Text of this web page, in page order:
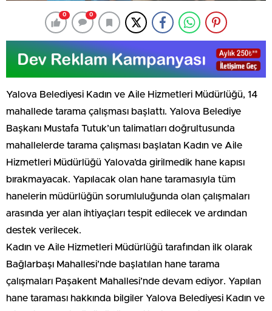
0 0
Yalova Belediyesi Kadın ve Aile Hizmetleri Müdürlüğü, 14
mahallede tarama çalışması başlattı. Yalova Belediye
Başkanı Mustafa Tutuk’un talimatları doğrultusunda
mahallelerde tarama çalışması başlatan Kadın ve Aile
Hizmetleri Müdürlüğü Yalova’da girilmedik hane kapısı
bırakmayacak. Yapılacak olan hane taramasıyla tüm
hanelerin müdürlüğün sorumluluğunda olan çalışmaları
arasında yer alan ihtiyaçları tespit edilecek ve ardından
destek verilecek.
Kadın ve Aile Hizmetleri Müdürlüğü tarafından ilk olarak
Bağlarbaşı Mahallesi’nde başlatılan hane tarama
çalışmaları Paşakent Mahallesi’nde devam ediyor. Yapılan
hane taraması hakkında bilgiler Yalova Belediyesi Kadın ve